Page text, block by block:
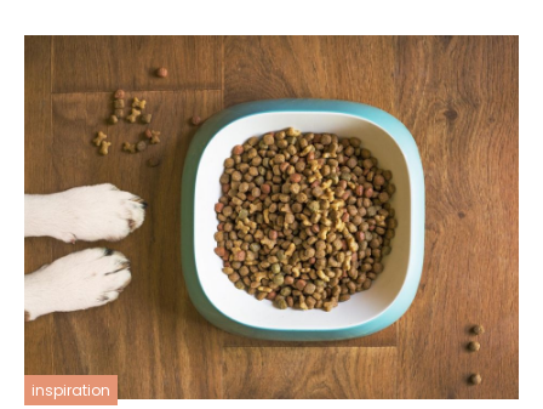
inspiration